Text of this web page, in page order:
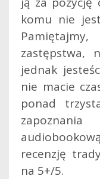
komu nie
zastępstwa,
jednak
nie macie
ponad
recenzję
na 5+/5.